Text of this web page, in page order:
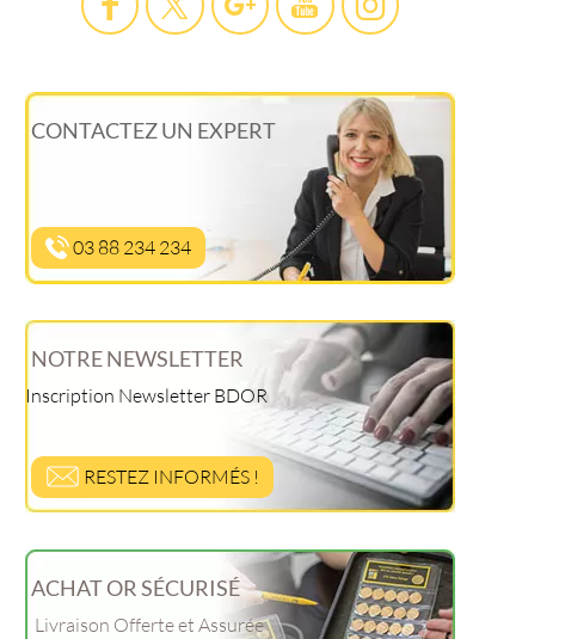
CONTACTEZ UN EXPERT
03 88 234 234
NOTRE NEWSLETTER
Inscription Newsletter BDOR
RESTEZ INFORMÉS !
ACHAT OR SÉCURISÉ
Livraison Offerte et Assurée